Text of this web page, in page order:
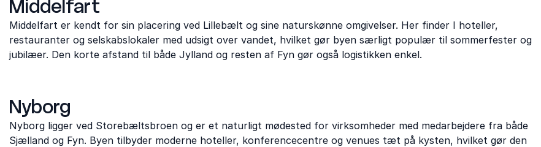
Middelfart
Middelfart er kendt for sin placering ved Lillebælt og sine naturskønne omgivelser. Her finder I hoteller,
restauranter og selskabslokaler med udsigt over vandet, hvilket gør byen særligt populær til sommerfester og
jubilæer. Den korte afstand til både Jylland og resten af Fyn gør også logistikken enkel.
Nyborg
Nyborg ligger ved Storebæltsbroen og er et naturligt mødested for virksomheder med medarbejdere fra både
Sjælland og Fyn. Byen tilbyder moderne hoteller, konferencecentre og venues tæt på kysten, hvilket gør den